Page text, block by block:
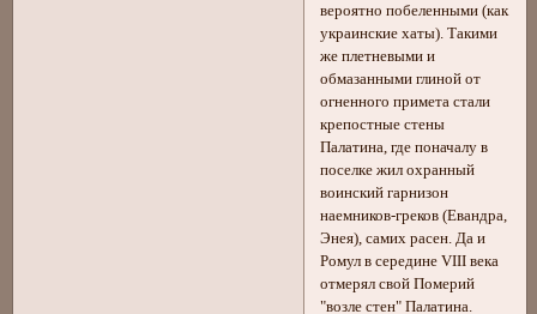
вероятно побеленными (как
украинские хаты). Такими
же плетневыми и
обмазанными глиной от
огненного примета стали
крепостные стены
Палатина, где поначалу в
поселке жил охранный
воинский гарнизон
наемников-греков (Евандра,
Энея), самих расен. Да и
Ромул в середине VIII века
отмерял свой Померий
"возле стен" Палатина.